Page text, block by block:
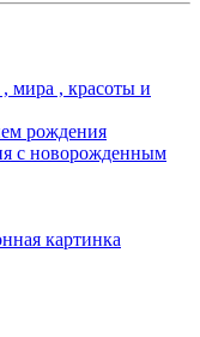
мира , красоты и
рождения
с новорожденным
картинка